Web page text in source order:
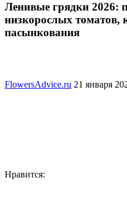
Ленивые грядки 2026:
низкорослых томатов,
пасынкования
FlowersAdvice.ru 21 января
Нравится: